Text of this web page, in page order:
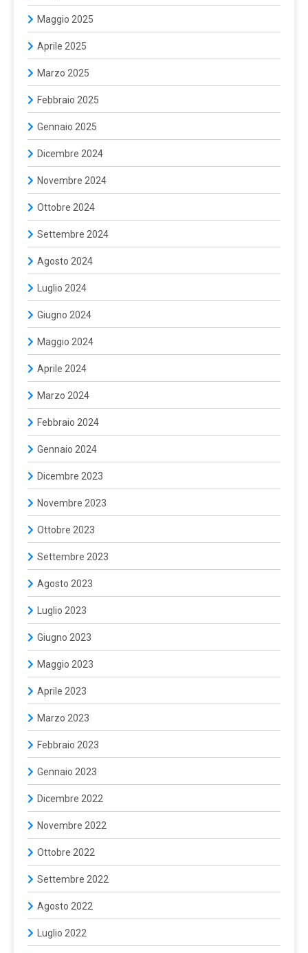
Maggio 2025
Aprile 2025
Marzo 2025
Febbraio 2025
Gennaio 2025
Dicembre 2024
Novembre 2024
Ottobre 2024
Settembre 2024
Agosto 2024
Luglio 2024
Giugno 2024
Maggio 2024
Aprile 2024
Marzo 2024
Febbraio 2024
Gennaio 2024
Dicembre 2023
Novembre 2023
Ottobre 2023
Settembre 2023
Agosto 2023
Luglio 2023
Giugno 2023
Maggio 2023
Aprile 2023
Marzo 2023
Febbraio 2023
Gennaio 2023
Dicembre 2022
Novembre 2022
Ottobre 2022
Settembre 2022
Agosto 2022
Luglio 2022